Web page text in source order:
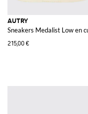
AUTRY
Sneakers Medalist Low en
215,00 €